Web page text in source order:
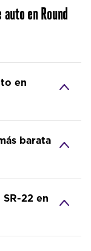
en Round
en
barata
22 en